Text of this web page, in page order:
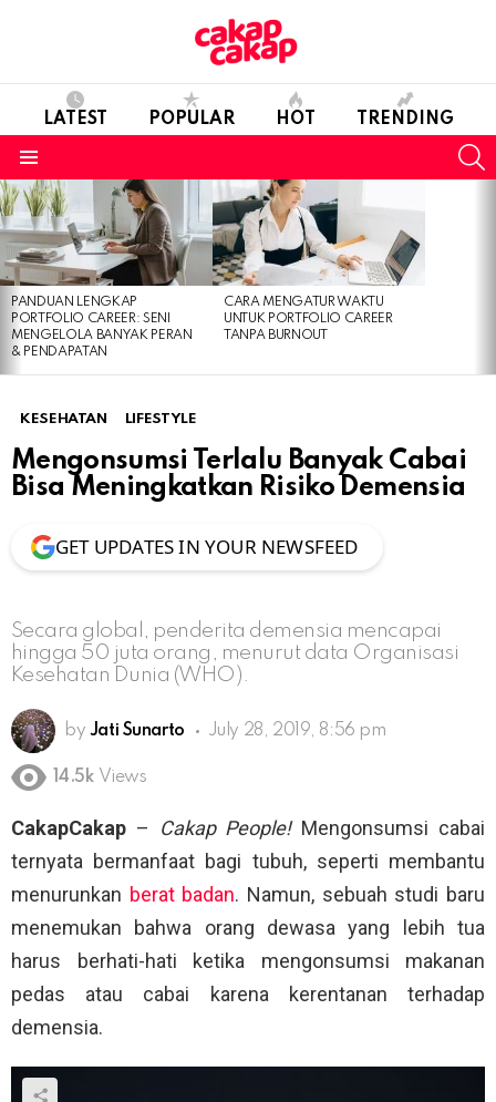
LATEST POPULAR HOT TRENDING
LATEST
STORIES
PANDUAN LENGKAP
PORTFOLIO CAREER: SENI
MENGELOLA BANYAK PERAN
& PENDAPATAN
CARA MENGATUR WAKTU
UNTUK PORTFOLIO CAREER
TANPA BURNOUT
KESEHATAN LIFESTYLE
Mengonsumsi Terlalu Banyak Cabai
Bisa Meningkatkan Risiko Demensia
GET UPDATES IN YOUR NEWSFEED
Secara global, penderita demensia mencapai
hingga 50 juta orang, menurut data Organisasi
Kesehatan Dunia (WHO).
by Jati Sunarto July 28, 2019, 8:56 pm
14.5k Views
CakapCakap – Cakap People!Mengonsumsi cabai
ternyata bermanfaat bagi tubuh, seperti membantu
menurunkan berat badan. Namun, sebuah studi baru
menemukan bahwa orang dewasa yang lebih tua
harus berhati-hati ketika mengonsumsi makanan
pedas atau cabai karena kerentanan terhadap
demensia.